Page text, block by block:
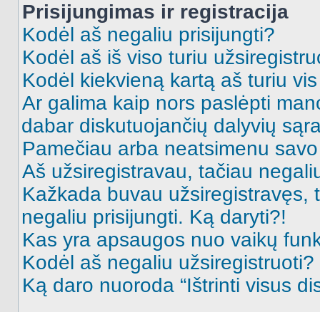
Prisijungimas ir registracija
Kodėl aš negaliu prisijungti?
Kodėl aš iš viso turiu
Kodėl kiekvieną kartą aš turiu
Ar galima kaip nors paslėpti
dabar diskutuojančių dalyvių
Pamečiau arba neatsimenu
Aš užsiregistravau, tačiau
Kažkada buvau užsiregistravęs,
negaliu prisijungti. Ką daryti?!
Kas yra apsaugos nuo vaikų
Kodėl aš negaliu užsiregistruoti?
Ką daro nuoroda “Ištrinti visus